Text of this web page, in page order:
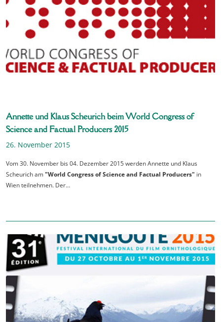
Annette und Klaus Scheurich beim World Congress of
Science and Factual Producers 2015
26. November 2015
Vom 30. November bis 04. Dezember 2015 werden Annette und Klaus
Scheurich am"World Congress of Science and Factual Producers" in
Wien teilnehmen. Der…